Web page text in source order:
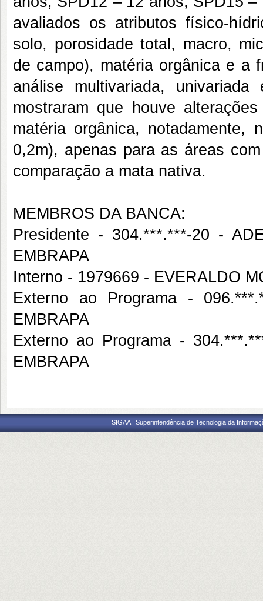
avaliados os atributos físico-
solo, porosidade total, macro,
de campo), matéria orgânica e a
análise multivariada,
mostraram que houve
matéria orgânica, notadamente,
0,2m), apenas para as áreas
comparação a mata nativa.
MEMBROS DA BANCA:
Presidente - 304.***.***-20 -
EMBRAPA
Interno - 1979669 - EVERALDO
Externo ao Programa -
EMBRAPA
Externo ao Programa -
EMBRAPA
SIGAA | Superintendência de Tecnologia da